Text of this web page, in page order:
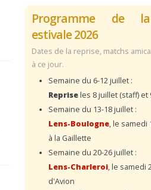
Programme de
estivale 2026
Dates de la reprise, matchs
à ce jour.
Semaine du 6-12 juillet :
Repriseles 8 juillet (staff)
Semaine du 13-18 juillet :
Lens-Boulogne, le samedi
à la Gaillette
Semaine du 20-26 juillet :
Lens-Charleroi, le samedi
d'Avion